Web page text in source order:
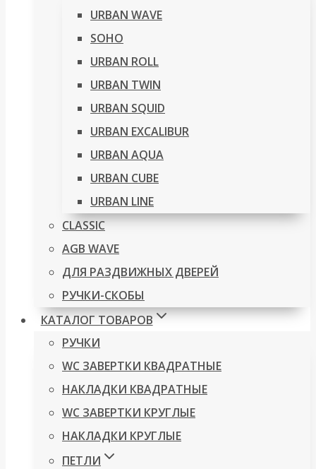
URBAN WAVE
SOHO
URBAN ROLL
URBAN TWIN
URBAN SQUID
URBAN EXCALIBUR
URBAN AQUA
URBAN CUBE
URBAN LINE
CLASSIC
AGB WAVE
ДЛЯ РАЗДВИЖНЫХ ДВЕРЕЙ
РУЧКИ-СКОБЫ
КАТАЛОГ ТОВАРОВ
РУЧКИ
WC ЗАВЕРТКИ КВАДРАТНЫЕ
НАКЛАДКИ КВАДРАТНЫЕ
WC ЗАВЕРТКИ КРУГЛЫЕ
НАКЛАДКИ КРУГЛЫЕ
ПЕТЛИ